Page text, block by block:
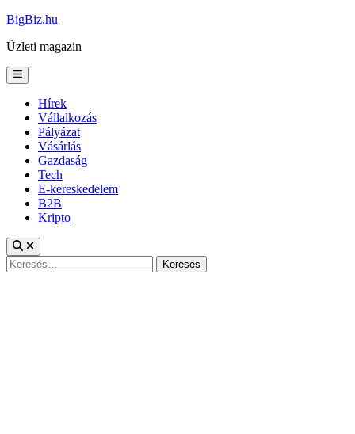
Skip
content
BigBiz.hu
Üzleti magazin
Main
Menu
Hírek
Vállalkozás
Pályázat
Vásárlás
Gazdaság
Tech
E-kereskedelem
B2B
Kripto
Keresés: